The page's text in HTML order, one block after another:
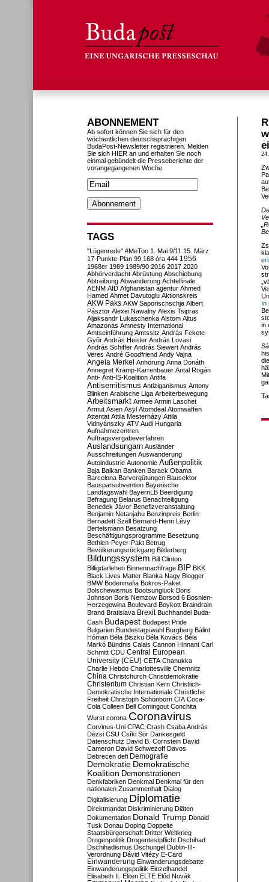
In
in
ABONNEMENT
Ab sofort können Sie sich für den
wöchentlichen deutschsprachigen
BudaPost-Newsletter registrieren. Melden
Sie sich HIER an und erhalten Sie noch
einmal gebündelt die Presseberichte der
vorangegangenen Woche.
TAGS
"Lügenrede" #MeToo 1. Mai 9/11 15. März
17-Punkte-Plan 99 168 óra 444 1956
1968er 1989 1989/90 2016 2017 2020
Abhörverdacht Abrüstung Abschiebung
Abtreibung Abwanderung Achtelfinale
AENM AfD Afghanistan agentur Ahmed
Hamed Ahmet Davutoglu Aktionskreis
AKW Paks AKW Saporischschja Albert
Pásztor Alexei Nawalny Alexis Tsipras
Aljaksandr Lukaschenka Alstom Altus
Amazonas Amnesty International
Amtseinführung Amtssitz András Fekete-
Győr András Heisler András Lovasi
András Schiffer András Siewert András
Veres André Goodfriend Andy Vajna
Angela Merkel Anhörung Anna Donáth
Annegret Kramp-Karrenbauer Antal Rogán
Anti- Anti-IS-Koalition Antifa
Antisemitismus Antiziganismus Antony
Blinken Arabische Liga Arbeiterbewegung
Arbeitsmarkt Armee Armin Laschet
Armut Asien Asyl Atomdeal Atomwaffen
Attentat Attila Mesterházy Attila
Vidnyánszky ATV Audi Hungaria
Aufnahmezentren
Auftragsvergabeverfahren
Auslandsungarn Ausländer
Ausschreitungen Auswanderung
Autoindustrie Autonomie Außenpolitik
Baja Balkan Banken Barack Obama
Barcelona Barvergütungen Bausektor
Bausparsubvention Bayerische
Landtagswahl BayernLB Beerdigung
Befragung Belarus Benachteiligung
Benedek Jávor Benefizveranstaltung
Benjamin Netanjahu Benzinpreis Berlin
Bernadett Széll Bernard-Henri Lévy
Bertelsmann Besatzung
Beschäftigungsprogramme Besetzung
Bethlen-Peyer-Pakt Betrug
Bevölkerungsrückgang Bilderberg
Bildungssystem Bill Clinton
Billigdarlehen Binnennachfrage BIP BKK
Black Lives Matter Blanka Nagy Blogger
BMW Bodenmafia Bokros-Paket
Bolschewismus Bootsunglück Boris
Johnson Boris Nemzow Borsod 6 Bosnien-
Herzegowina Boulevard Boykott Braindrain
Brand Bratislava Brexit Buchhandel Buda-
Cash Budapest Budapest Pride
Bulgarien Bundestagswahl Burgberg Bálint
Hóman Béla Biszku Béla Kovács Béla
Markó Bündnis Calais Cannon Hinnant Carl
Schmitt CDU Central European
University (CEU) CETA Chanukka
Charlie Hebdo Charlottesville Chemnitz
China Christchurch Christdemokratie
Christentum Christian Kern Christlich-
Demokratische Internationale Christliche
Freiheit Christoph Schönborn CIA Coca-
Cola Colleen Bell Comingout Conchita
Wurst corona Coronavirus
Corvinus-Uni CPAC Crash Csaba András
Dézsi CSU Csíki Sör Dankesgeld
Datenschutz David B. Cornstein David
Cameron David Schwezoff Davos
Debrecen defi Demografie
Demokratie Demokratische
Koalition Demonstrationen
Denkfabriken Denkmal Denkmal für den
nationalen Zusammenhalt Dialog
Digitalisierung Diplomatie
Direktmandat Diskriminierung Diäten
Dokumentation Donald Trump Donald
Tusk Donau Doping Doppelte
Staatsbürgerschaft Dritter Weltkrieg
Drogenpolitik Drogentestpflicht Dschihad
Dschihadismus Dschungel Dublin-III-
Verordnung Dávid Vitézy E-Card
Einwanderung Einwanderungsdebatte
Einwanderungspolitik Einzelhandel
Elisabeth II. Eliten ELTE Előd Novák